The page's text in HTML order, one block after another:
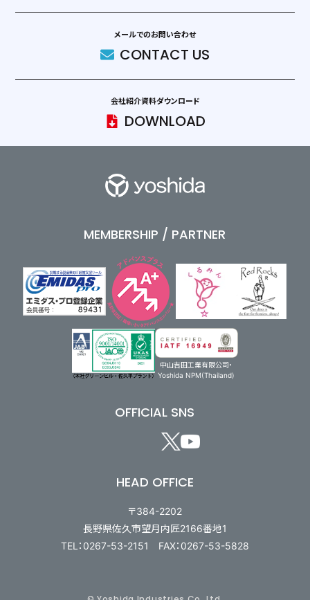
メールでのお問い合わせ
CONTACT US
会社紹介資料ダウンロード
DOWNLOAD
MEMBERSHIP / PARTNER
中山吉田工業有限公司・
Yoshida NPM(Thailand)
OFFICIAL SNS
HEAD OFFICE
〒384-2202
長野県佐久市望月内匠2166番地1
TEL：0267-53-2151 FAX：0267-53-5828